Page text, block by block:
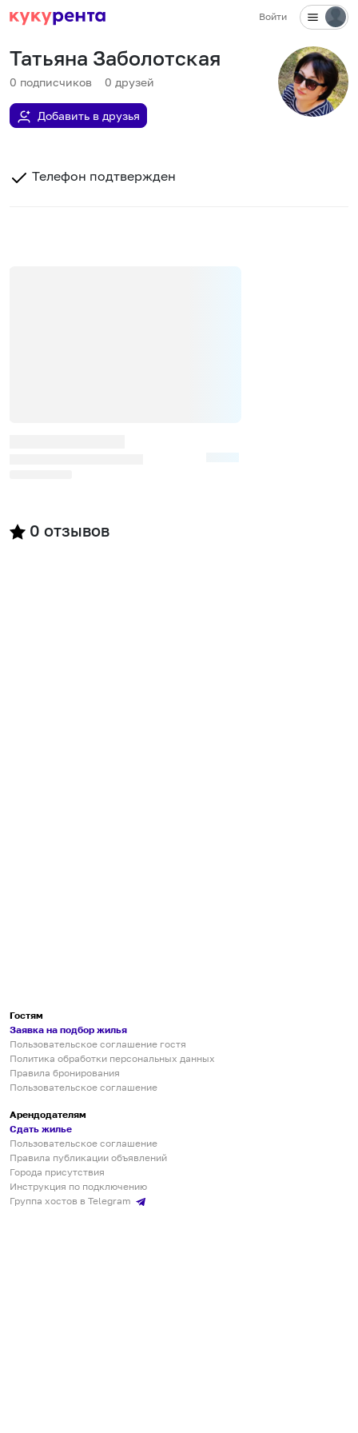
Войти
Татьяна Заболотская
0 подписчиков 0 друзей
Добавить в друзья
Телефон подтвержден
0 отзывов
Гостям
Заявка на подбор жилья
Пользовательское соглашение гостя
Политика обработки персональных данных
Правила бронирования
Пользовательское соглашение
Арендодателям
Сдать жилье
Пользовательское соглашение
Правила публикации объявлений
Города присутствия
Инструкция по подключению
Группа хостов в Telegram